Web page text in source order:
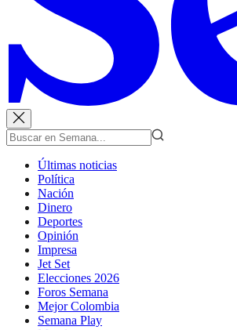
Últimas noticias
Política
Nación
Dinero
Deportes
Opinión
Impresa
Jet Set
Elecciones 2026
Foros Semana
Mejor Colombia
Semana Play